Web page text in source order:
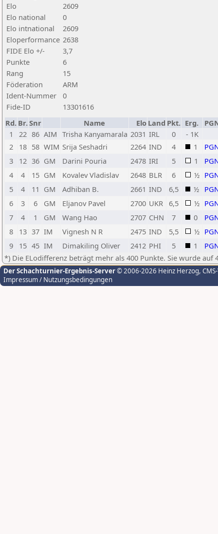
Elo
2609
Elo national
0
Elo intnational
2609
Eloperformance 2638
FIDE Elo +/-
3,7
Punkte
6
Rang
15
Föderation
ARM
Ident-Nummer
0
Fide-ID
13301616
Rd. Br.Snr Name Elo Land Pkt. Erg.
1
22 86 AIM Trisha Kanyamarala 2031 IRL 0
- 1K
2
18 58 WIM Srija Seshadri 2264 IND 4 1
3
12 36 GM Darini Pouria 2478 IRI 5 1
4
4 15 GM Kovalev Vladislav 2648 BLR 6 ½
5
4 11 GM Adhiban B. 2661 IND 6,5 ½
6
3 6 GM Eljanov Pavel 2700 UKR 6,5 ½
7
4 1 GM Wang Hao 2707 CHN 7 0
8
13 37 IM Vignesh N R 2475 IND 5,5 ½
9
15 45 IM Dimakiling Oliver 2412 PHI 5 1
*) Die ELodifferenz beträgt mehr als 400 Punkte. Sie wurde auf
Der Schachturnier-Ergebnis-Server© 2006-2026 Heinz Herzog,
Impressum / Nutzungsbedingungen